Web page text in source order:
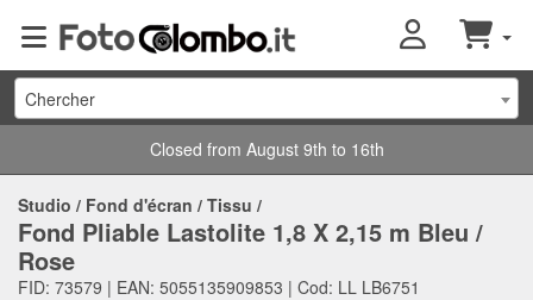
Chercher
Closed from August 9th to 16th
Studio / Fond d'écran / Tissu /
Fond Pliable Lastolite 1,8 X 2,15 m Bleu /
Rose
FID: 73579 | EAN: 5055135909853 | Cod: LL LB6751